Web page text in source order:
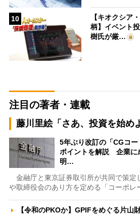
10
【キオクシア
柄】イベント
樹氏が厳…
注目の著者・連載
藤川里絵「さあ、投資を始め
5年ぶり改訂の「CGコ
ポイントを解説 企業に
明…
金融庁と東京証券取引所が共同で策定
や取締役会のあり方を定める「コーポレ
【令和のPKOか】GPIFをめぐる片山